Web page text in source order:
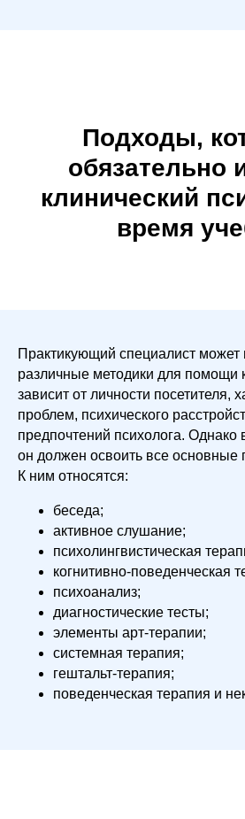
Подходы,
обязательно
клинический
время
Практикующий специалист может
различные методики для помощи
зависит от личности посетителя,
проблем, психического
предпочтений психолога. Однако
он должен освоить все основные
К ним относятся:
беседа;
активное слушание;
психолингвистическая
когнитивно-поведенческая
психоанализ;
диагностические тесты;
элементы арт-терапии;
системная терапия;
гештальт-терапия;
поведенческая терапия и